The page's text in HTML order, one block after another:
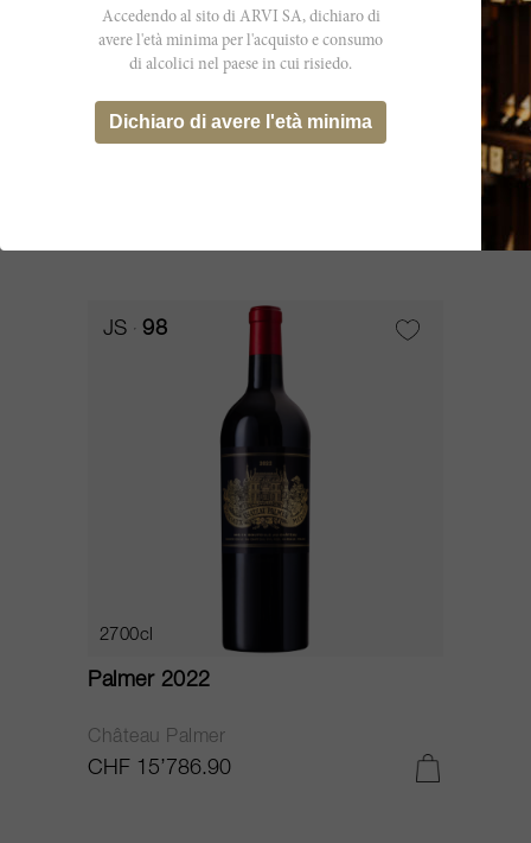
Palmer 2017
JS 98
2700cl
Palmer 2022
Château Palmer
CHF 15’786.90
Accedendo al sito di ARVI SA, dichiaro di
avere l'età minima per l'acquisto e consumo
di alcolici nel paese in cui risiedo.
Dichiaro di avere l'età minima